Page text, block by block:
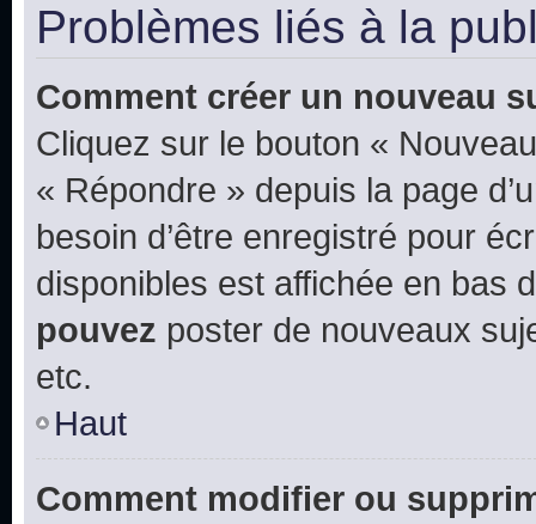
Problèmes liés à la
Comment créer un nouveau
Cliquez sur le bouton «
« Répondre » depuis la page
besoin d’être enregistré pour
disponibles est affichée en bas
pouvez poster de nouveaux
etc.
Haut
Comment modifier ou